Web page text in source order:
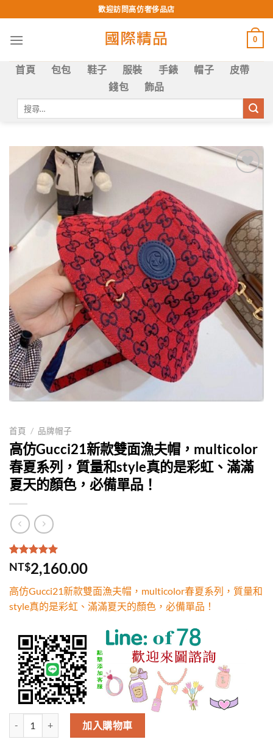
to
content
歡迎訪問高仿奢侈品店
0
首頁 包包 鞋子 服裝 手錶 帽子
皮帶
錢包
飾品
首頁 / 品牌帽子
高仿Gucci21新款雙面漁夫帽，multicolor
春夏系列，質量和style真的是彩虹、滿滿
夏天的顏色，必備單品！
評分5.00 /
5，已有
1
位
分
NT$2,160.00
高仿Gucci21新款雙面漁夫帽，multicolor春夏系列，質量和
style真的是彩虹、滿滿夏天的顏色，必備單品！
高仿Gucci21新款雙面漁夫帽，multicolor春夏系列，質量和style真
加入購物車